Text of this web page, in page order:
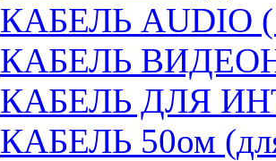
КАБЕЛЬ AUDIO
КАБЕЛЬ
КАБЕЛЬ ДЛЯ
КАБЕЛЬ 50ом